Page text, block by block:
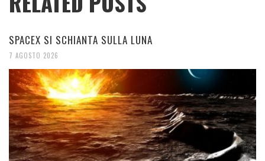
SPACEX SI SCHIANTA SULLA LUNA
7 AGOSTO 2026